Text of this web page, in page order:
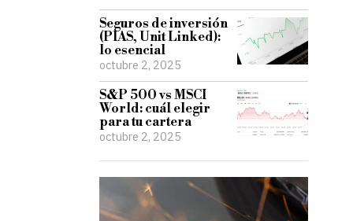
Seguros de inversión
(PIAS, Unit Linked):
lo esencial
octubre 2, 2025
S&P 500 vs MSCI
World: cuál elegir
para tu cartera
octubre 2, 2025